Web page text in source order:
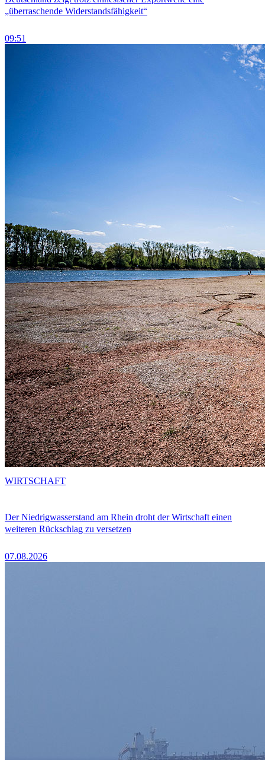
„überraschende Widerstandsfähigkeit“
09:51
Der Niedrigwasserstand am Rhein droht der Wirtschaft einen
weiteren Rückschlag zu versetzen
07.08.2026
WIRTSCHAFT